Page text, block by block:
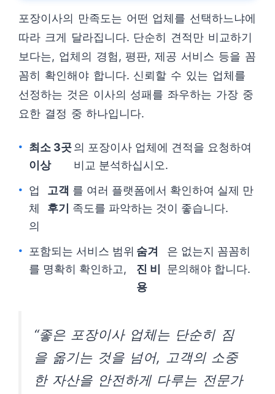
포장이사의 만족도는 어떤 업체를 선택하느냐에
따라 크게 달라집니다. 단순히 견적만 비교하기
보다는, 업체의 경험, 평판, 제공 서비스 등을 꼼
꼼히 확인해야 합니다. 신뢰할 수 있는 업체를
선정하는 것은 이사의 성패를 좌우하는 가장 중
요한 결정 중 하나입니다.
최소 3곳
이상
의 포장이사 업체에 견적을 요청하여
비교 분석하십시오.
업
체
의
고객
후기
를 여러 플랫폼에서 확인하여 실제 만
족도를 파악하는 것이 좋습니다.
포함되는 서비스 범위
를 명확히 확인하고,
숨겨
진 비
용
은 없는지 꼼꼼히
문의해야 합니다.
“좋은 포장이사 업체는 단순히 짐
을 옮기는 것을 넘어, 고객의 소중
한 자산을 안전하게 다루는 전문가